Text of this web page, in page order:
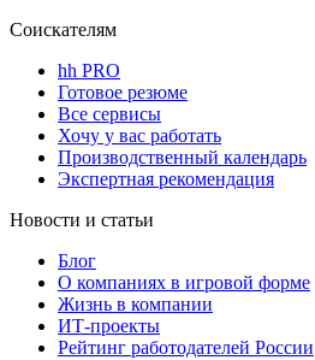
Соискателям
hh PRO
Готовое резюме
Все сервисы
Хочу у вас работать
Производственный календарь
Экспертная рекомендация
Новости и статьи
Блог
О компаниях в игровой форме
Жизнь в компании
ИТ-проекты
Рейтинг работодателей России